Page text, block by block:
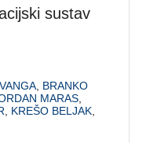
sustav
BRANKO
MARAS
KREŠO BELJAK